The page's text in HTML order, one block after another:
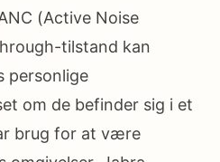
(Active Noise
tilstand kan
personlige
om de befinder sig i et
brug for at være